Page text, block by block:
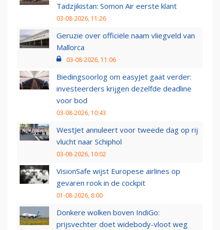
Tadzjikistan: Somon Air eerste klant
03-08-2026, 11:26
Geruzie over officiële naam vliegveld van
Mallorca
03-08-2026, 11:06
Biedingsoorlog om easyJet gaat verder:
investeerders krijgen dezelfde deadline
voor bod
03-08-2026, 10:43
WestJet annuleert voor tweede dag op rij
vlucht naar Schiphol
03-08-2026, 10:02
VisionSafe wijst Europese airlines op
gevaren rook in de cockpit
01-08-2026, 8:00
Donkere wolken boven IndiGo:
prijsvechter doet widebody-vloot weg